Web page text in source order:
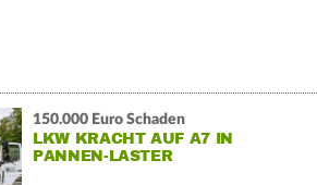
150.000 Euro Schaden
LKW KRACHT AUF A7 IN
PANNEN-LASTER